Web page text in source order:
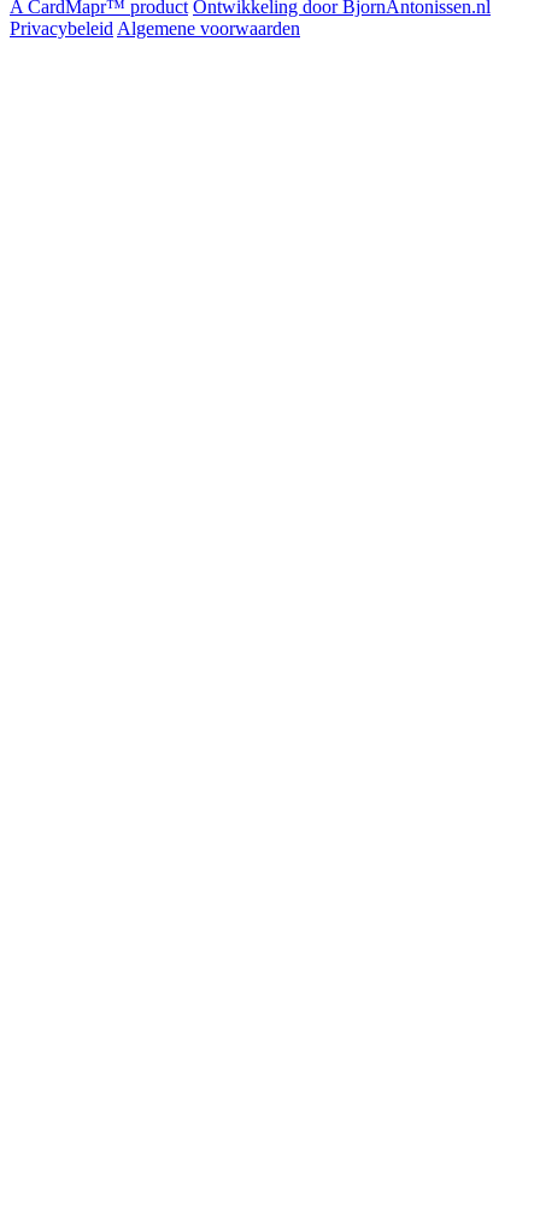
A CardMapr™ product Ontwikkeling door BjornAntonissen.nl
Privacybeleid Algemene voorwaarden